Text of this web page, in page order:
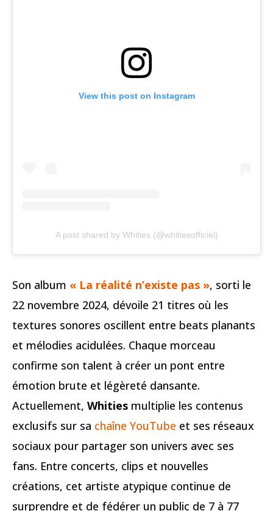
View this post on Instagram
A post shared by Whities (@whitiesofficiel)
Son album « La réalité n’existe pas », sorti le
22 novembre 2024, dévoile 21 titres où les
textures sonores oscillent entre beats planants
et mélodies acidulées. Chaque morceau
confirme son talent à créer un pont entre
émotion brute et légèreté dansante.
Actuellement, Whities multiplie les contenus
exclusifs sur sa chaîne YouTube et ses réseaux
sociaux pour partager son univers avec ses
fans. Entre concerts, clips et nouvelles
créations, cet artiste atypique continue de
surprendre et de fédérer un public de 7 à 77